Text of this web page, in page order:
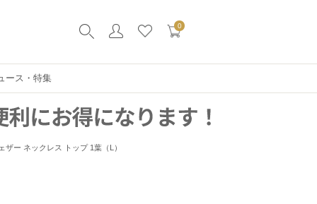
0
ース・特集
ー ネックレス トップ 1葉（L）